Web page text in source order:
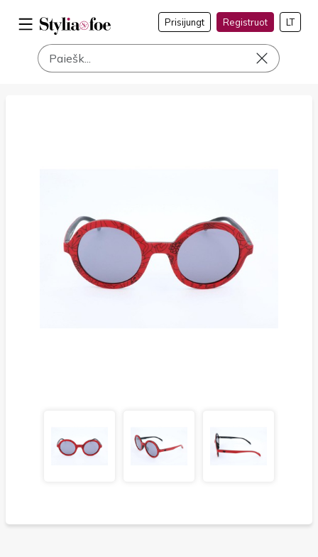
Prisijungt Registruot LT